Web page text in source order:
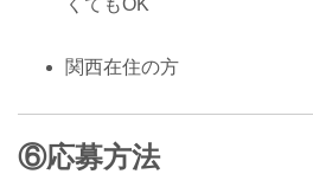
関西在住の方
⑥応募方法